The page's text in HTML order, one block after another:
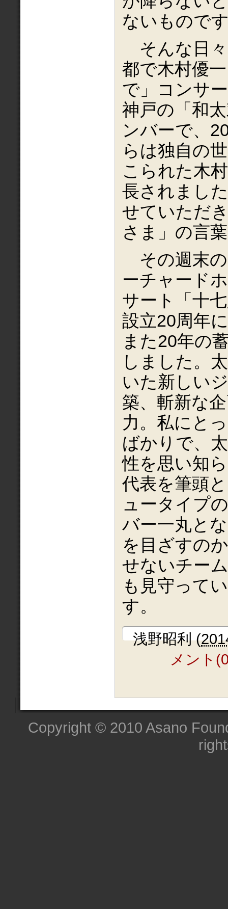
ないもので
そんな日々
都で木村優
で」コンサ
神戸の「和
ンバーで、
らは独自の
こられた木
長されまし
せていただ
さま」の言
その週末
ーチャード
サート「十
設立20周年
また20年の
しました。
いた新しい
築、斬新な
力。私にと
ばかりで、
性を思い知
代表を筆頭
ュータイプ
バー一丸と
を目ざすの
せないチー
も見守って
す。
浅野昭利(
メント
Copyright © 2010 Asano